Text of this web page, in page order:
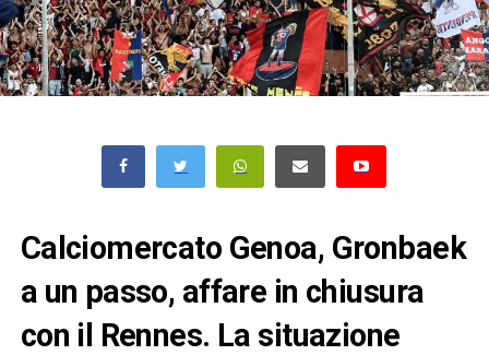
Calciomercato Genoa, Gronbaek
a un passo, affare in chiusura
con il Rennes. La situazione